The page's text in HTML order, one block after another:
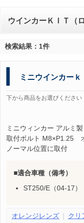
ウインカーＫＩＴ（
検索結果：1件
ミニウインカーｋ
下から商品をお選びください
ミニウィンカー アルミ
取付ボルト M8×P1.25
ノーマル位置に取付
適合車種（備考）
ST250/E（04-17）
オレンジレンズ クリ